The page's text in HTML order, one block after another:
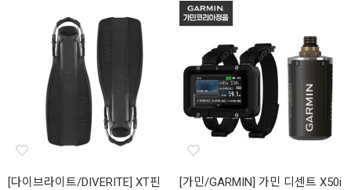
[다이브라이트/DIVERITE] XT핀
[가민/GARMIN] 가민 디센트 X50i